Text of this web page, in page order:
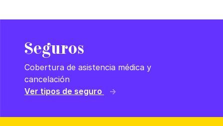
Seguros
Cobertura de asistencia médica y
cancelación
Ver tipos de seguro